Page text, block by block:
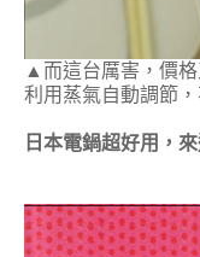
▲而這台厲害，價
利用蒸氣自動調節
日本電鍋超好用，